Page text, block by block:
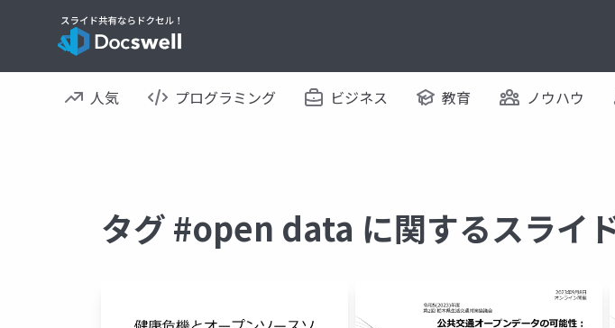
人気 プログラミング ビジネス 教育 ノウハウ
タグ #open data に関するスライ